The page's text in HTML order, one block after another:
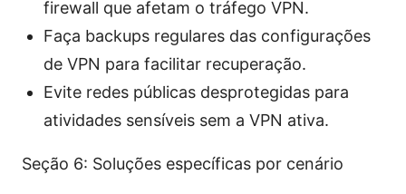
firewall que afetam o tráfego VPN.
Faça backups regulares das configurações
de VPN para facilitar recuperação.
Evite redes públicas desprotegidas para
atividades sensíveis sem a VPN ativa.
Seção 6: Soluções específicas por cenário